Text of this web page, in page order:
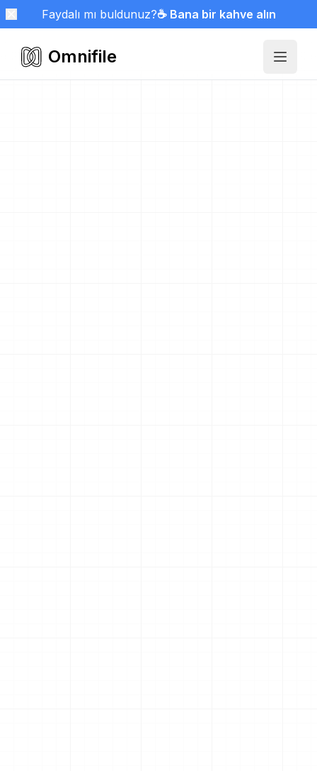
Faydalı mı buldunuz?☕ Bana bir kahve alın
Omnifile